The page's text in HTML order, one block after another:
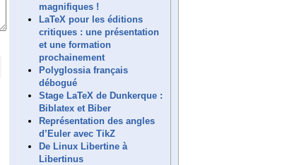
magnifiques !
LaTeX pour les éditions
critiques : une présentation
et une formation
prochainement
Polyglossia français
débogué
Stage LaTeX de Dunkerque :
Biblatex et Biber
Représentation des angles
d’Euler avec TikZ
De Linux Libertine à
Libertinus